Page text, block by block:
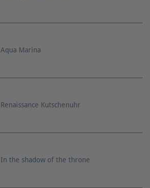
Aqua Marina
Renaissance Kutschenuhr
In the shadow of the throne